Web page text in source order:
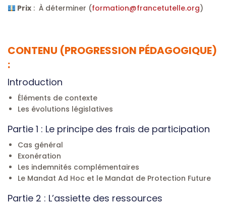
Prix: À déterminer (formation@francetutelle.org)
CONTENU (PROGRESSION PÉDAGOGIQUE)
:
Introduction
Éléments de contexte
Les évolutions législatives
Partie 1 : Le principe des frais de participation
Cas général
Exonération
Les indemnités complémentaires
Le Mandat Ad Hoc et le Mandat de Protection Future
Partie 2 : L’assiette des ressources